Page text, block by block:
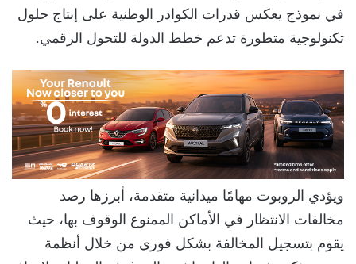
في نموذج يعكس قدرات الكوادر الوطنية على إنتاج حلول
تكنولوجية متطورة تدعم خطط الدولة للتحول الرقمي.
ويؤدي الروبوت مهامًا ميدانية متقدمة، أبرزها رصد
مخالفات الانتظار في الأماكن الممنوع الوقوف بها، حيث
يقوم بتسجيل المخالفة بشكل فوري من خلال أنظمة